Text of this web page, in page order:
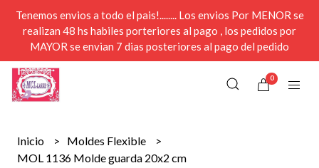
Tenemos envios a todo el pais!........ Los envios Por MENOR se
realizan 48 hs habiles porteriores al pago , los pedidos por
MAYOR se envian 7 dias posteriores al pago del pedido
0
Inicio
Moldes Flexible
MOL 1136 Molde guarda 20x2 cm